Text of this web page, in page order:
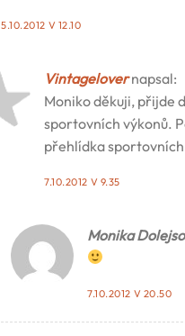
5.10.2012 V 12.10
Vintagelover napsal:
Moniko děkuji, přijde
sportovních výkonů.
přehlídka
7.10.2012 V 9.35
Monika
7.10.2012 V 20.50